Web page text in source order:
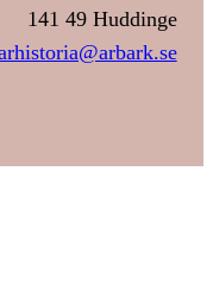
141 49 Huddinge